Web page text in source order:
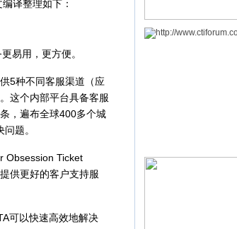
译整理如下：
易用，更方便。
5种不同客服渠道（应
这个内部平台具备客服
，遍布全球400多个城
题。
Ticket
供更好的客户支持服
可以快速高效地解决